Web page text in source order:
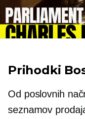
Prihodki
Od poslovnih
seznamov